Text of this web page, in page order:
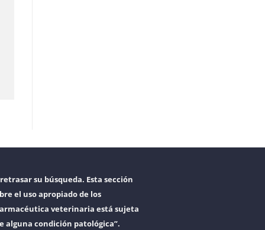
su búsqueda. Esta sección
el uso apropiado de los
veterinaria está sujeta
alguna condición patológica”.